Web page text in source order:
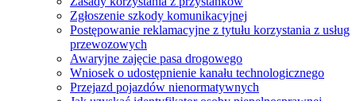
Zgłoszenie szkody komunikacyjnej
Postępowanie reklamacyjne z tytułu korzystania z usług
przewozowych
Awaryjne zajęcie pasa drogowego
Wniosek o udostępnienie kanału technologicznego
Przejazd pojazdów nienormatywnych